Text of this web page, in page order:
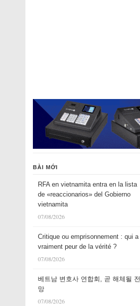
BÀI MỚI
RFA en vietnamita entra en la lista
de «reaccionarios» del Gobierno
vietnamita
07/08/2026
Critique ou emprisonnement : qui a
vraiment peur de la vérité ?
07/08/2026
베트남 변호사 연합회, 곧 해체될 전
망
07/08/2026